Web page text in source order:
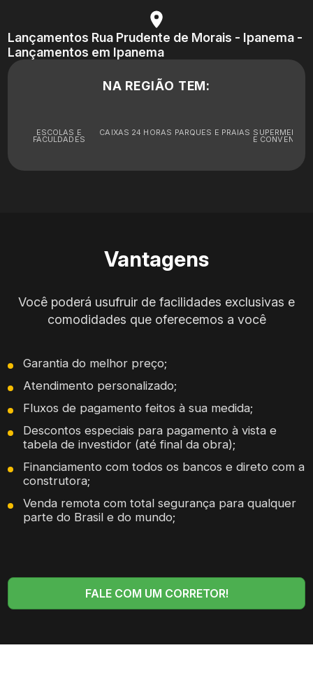
Lançamentos Rua Prudente de Morais - Ipanema -
Lançamentos em Ipanema
NA REGIÃO TEM:
ESCOLAS E
FACULDADES
CAIXAS 24 HORAS PARQUES E PRAIAS
E
Vantagens
Você poderá usufruir de facilidades exclusivas e
comodidades que oferecemos a você
Garantia do melhor preço;
Atendimento personalizado;
Fluxos de pagamento feitos à sua medida;
Descontos especiais para pagamento à vista e
tabela de investidor (até final da obra);
Financiamento com todos os bancos e direto com a
construtora;
Venda remota com total segurança para qualquer
parte do Brasil e do mundo;
FALE COM UM CORRETOR!